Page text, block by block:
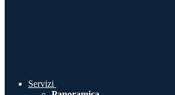
Servizi